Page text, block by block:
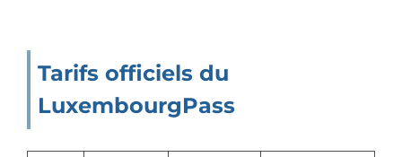
Tarifs officiels du
LuxembourgPass